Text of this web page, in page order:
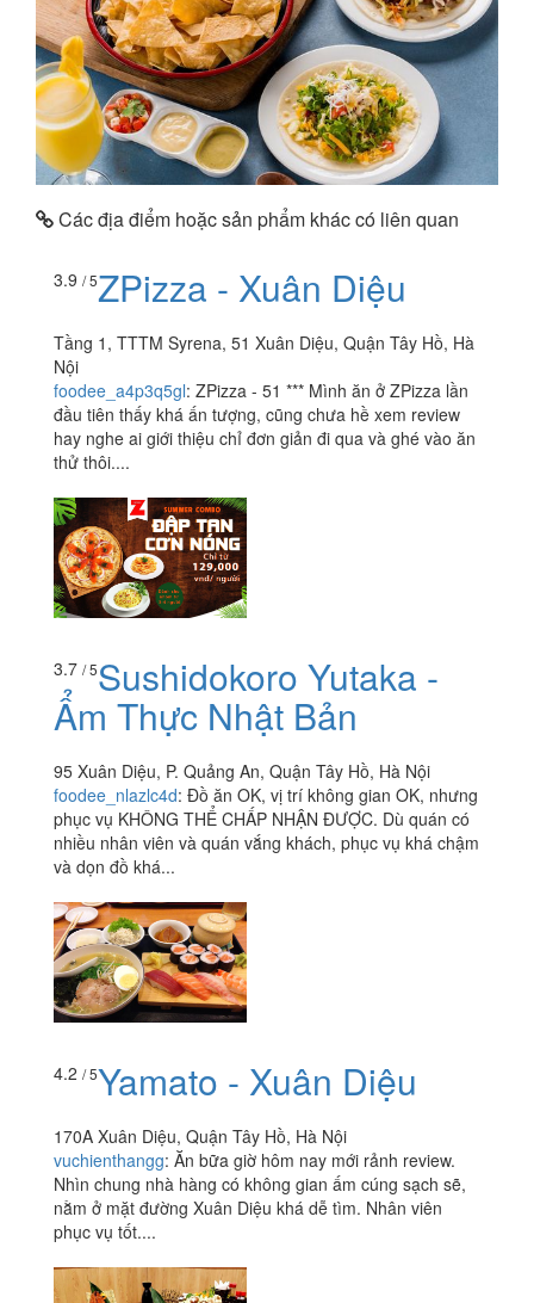
Các địa điểm hoặc sản phẩm khác có liên quan
3.9 / 5ZPizza - Xuân Diệu
Tầng 1, TTTM Syrena, 51 Xuân Diệu, Quận Tây Hồ, Hà
Nội
foodee_a4p3q5gl: ZPizza - 51 *** Mình ăn ở ZPizza lần
đầu tiên thấy khá ấn tượng, cũng chưa hề xem review
hay nghe ai giới thiệu chỉ đơn giản đi qua và ghé vào ăn
thử thôi....
3.7 / 5Sushidokoro Yutaka -
Ẩm Thực Nhật Bản
95 Xuân Diệu, P. Quảng An, Quận Tây Hồ, Hà Nội
foodee_nlazlc4d: Đồ ăn OK, vị trí không gian OK, nhưng
phục vụ KHÔNG THỂ CHẤP NHẬN ĐƯỢC. Dù quán có
nhiều nhân viên và quán vắng khách, phục vụ khá chậm
và dọn đồ khá...
4.2 / 5Yamato - Xuân Diệu
170A Xuân Diệu, Quận Tây Hồ, Hà Nội
vuchienthangg: Ăn bữa giờ hôm nay mới rảnh review.
Nhìn chung nhà hàng có không gian ấm cúng sạch sẽ,
nằm ở mặt đường Xuân Diệu khá dễ tìm. Nhân viên
phục vụ tốt....